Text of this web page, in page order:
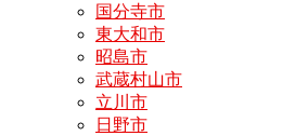
国分寺市
東大和市
昭島市
武蔵村山市
立川市
日野市